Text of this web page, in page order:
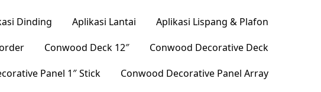
Dinding Aplikasi Lantai
Aplikasi Lispang & Plafon
Conwood Deck 12″
Conwood Decorative Deck
Panel 1″ Stick
Conwood Decorative Panel Array